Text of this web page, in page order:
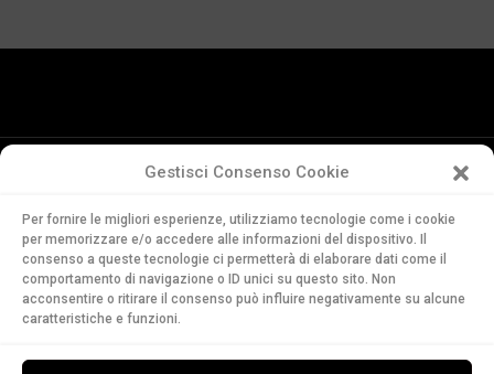
Gestisci Consenso Cookie
Per fornire le migliori esperienze, utilizziamo tecnologie come i cookie
per memorizzare e/o accedere alle informazioni del dispositivo. Il
consenso a queste tecnologie ci permetterà di elaborare dati come il
comportamento di navigazione o ID unici su questo sito. Non
acconsentire o ritirare il consenso può influire negativamente su alcune
caratteristiche e funzioni.
della Svizzera Italiana
Via Soldino 9
CH-6900 Lugano
T. +41 91 960 30 40
LEGGI